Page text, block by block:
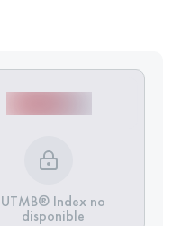
UTMB® Index no
disponible